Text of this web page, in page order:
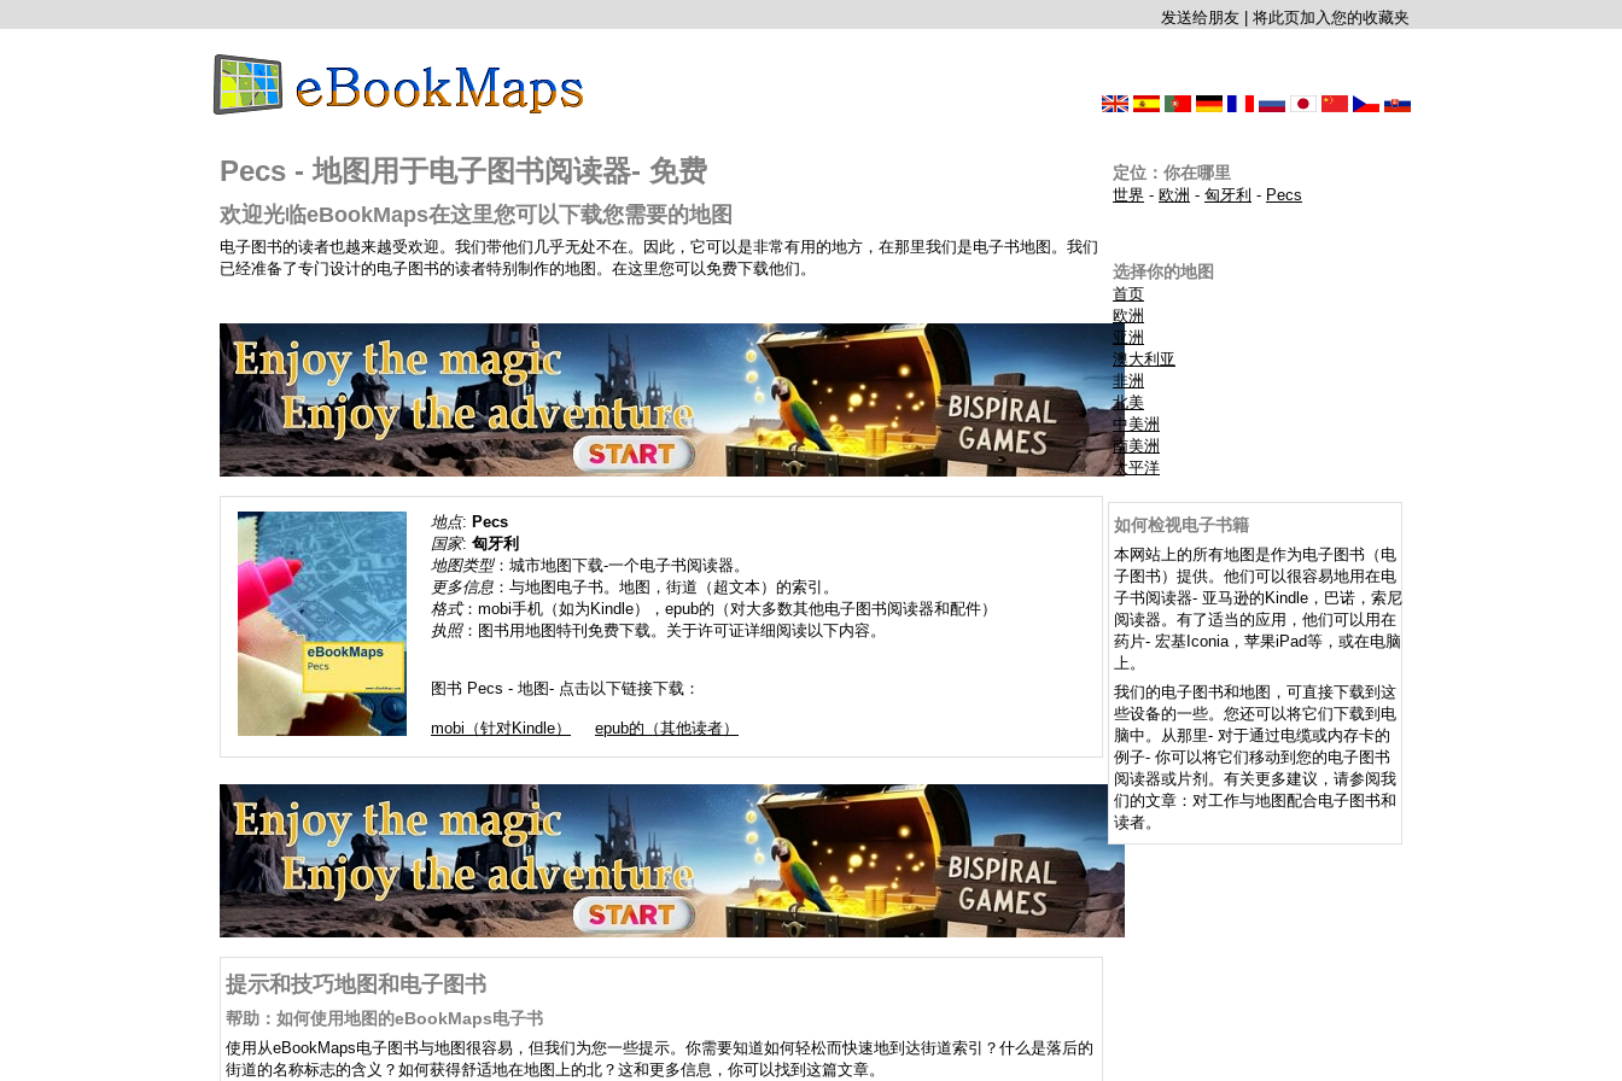
发送给朋友 将此页加入您的收藏夹
Pecs - 地图用于电子图书阅读器- 免费
欢迎光临eBookMaps在这里您可以下载您需要的地图
电子图书的读者也越来越受欢迎。我们带他们几乎无处不在。因此，它可以是非常有用的地方，在那里我们是电子书地图。我们
已经准备了专门设计的电子图书的读者特别制作的地图。在这里您可以免费下载他们。
地点: Pecs
国家: 匈牙利
地图类型：城市地图下载-一个电子书阅读器。
更多信息 ：与地图电子书。地图，街道（超文本）的索引。
格式：mobi手机（如为Kindle），epub的（对大多数其他电子图书阅读器和配件）
执照：图书用地图特刊免费下载。关于许可证详细阅读以下内容。
图书 Pecs - 地图- 点击以下链接下载：
mobi（针对Kindle） epub的（其他读者）
提示和技巧地图和电子图书
帮助：如何使用地图的eBookMaps电子书
使用从eBookMaps电子图书与地图很容易，但我们为您一些提示。你需要知道如何轻松而快速地到达街道索引？什么是落后的
街道的名称标志的含义？如何获得舒适地在地图上的北？这和更多信息，你可以找到这篇文章。
定位：你在哪里
世界 - 欧洲 - 匈牙利 - Pecs
选择你的地图
首页
欧洲
亚洲
澳大利亚
非洲
北美
中美洲
南美洲
太平洋
如何检视电子书籍
本网站上的所有地图是作为电子图书（电
子图书）提供。他们可以很容易地用在电
子书阅读器- 亚马逊的Kindle，巴诺，索尼
阅读器。有了适当的应用，他们可以用在
药片- 宏基Iconia，苹果iPad等，或在电脑
上。
我们的电子图书和地图，可直接下载到这
些设备的一些。您还可以将它们下载到电
脑中。从那里- 对于通过电缆或内存卡的
例子- 你可以将它们移动到您的电子图书
阅读器或片剂。有关更多建议，请参阅我
们的文章：对工作与地图配合电子图书和
读者。